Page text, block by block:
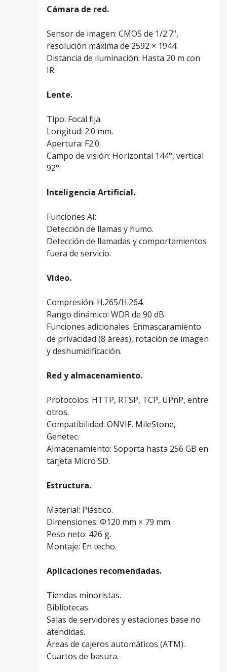
Cámara de red.
Sensor de imagen: CMOS de 1/2.7",
resolución máxima de 2592 × 1944.
Distancia de iluminación: Hasta 20 m con
IR.
Lente.
Tipo: Focal fija.
Longitud: 2.0 mm.
Apertura: F2.0.
Campo de visión: Horizontal 144°, vertical
92°.
Inteligencia Artificial.
Funciones AI:
Detección de llamas y humo.
Detección de llamadas y comportamientos
fuera de servicio.
Video.
Compresión: H.265/H.264.
Rango dinámico: WDR de 90 dB.
Funciones adicionales: Enmascaramiento
de privacidad (8 áreas), rotación de imagen
y deshumidificación.
Red y almacenamiento.
Protocolos: HTTP, RTSP, TCP, UPnP, entre
otros.
Compatibilidad: ONVIF, MileStone,
Genetec.
Almacenamiento: Soporta hasta 256 GB en
tarjeta Micro SD.
Estructura.
Material: Plástico.
Dimensiones: Φ120 mm × 79 mm.
Peso neto: 426 g.
Montaje: En techo.
Aplicaciones recomendadas.
Tiendas minoristas.
Bibliotecas.
Salas de servidores y estaciones base no
atendidas.
Áreas de cajeros automáticos (ATM).
Cuartos de basura.